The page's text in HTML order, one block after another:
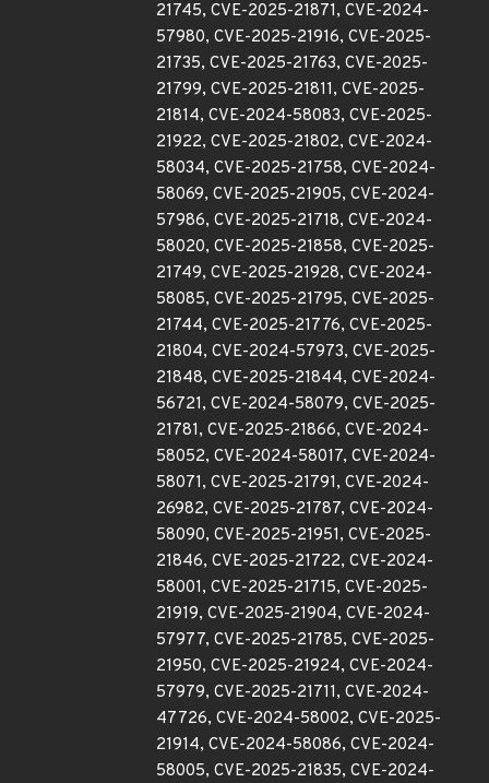
21745, CVE-2025-21871, CVE-2024-
57980, CVE-2025-21916, CVE-2025-
21735, CVE-2025-21763, CVE-2025-
21799, CVE-2025-21811, CVE-2025-
21814, CVE-2024-58083, CVE-2025-
21922, CVE-2025-21802, CVE-2024-
58034, CVE-2025-21758, CVE-2024-
58069, CVE-2025-21905, CVE-2024-
57986, CVE-2025-21718, CVE-2024-
58020, CVE-2025-21858, CVE-2025-
21749, CVE-2025-21928, CVE-2024-
58085, CVE-2025-21795, CVE-2025-
21744, CVE-2025-21776, CVE-2025-
21804, CVE-2024-57973, CVE-2025-
21848, CVE-2025-21844, CVE-2024-
56721, CVE-2024-58079, CVE-2025-
21781, CVE-2025-21866, CVE-2024-
58052, CVE-2024-58017, CVE-2024-
58071, CVE-2025-21791, CVE-2024-
26982, CVE-2025-21787, CVE-2024-
58090, CVE-2025-21951, CVE-2025-
21846, CVE-2025-21722, CVE-2024-
58001, CVE-2025-21715, CVE-2025-
21919, CVE-2025-21904, CVE-2024-
57977, CVE-2025-21785, CVE-2025-
21950, CVE-2025-21924, CVE-2024-
57979, CVE-2025-21711, CVE-2024-
47726, CVE-2024-58002, CVE-2025-
21914, CVE-2024-58086, CVE-2024-
58005, CVE-2025-21835, CVE-2024-